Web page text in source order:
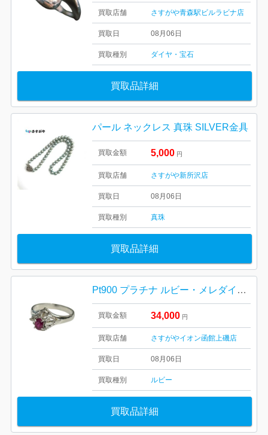
買取店舗 さすがや青森駅ビルラビナ店
買取日 08月06日
買取種別 ダイヤ・宝石
買取品詳細
パール ネックレス 真珠 SILVER金具
買取金額 5,000 円
買取店舗 さすがや新所沢店
買取日 08月06日
買取種別 真珠
買取品詳細
Pt900 プラチナ ルビー・メレダイヤ付きリング【イオン函館上磯店】
買取金額 34,000 円
買取店舗 さすがやイオン函館上磯店
買取日 08月06日
買取種別 ルビー
買取品詳細